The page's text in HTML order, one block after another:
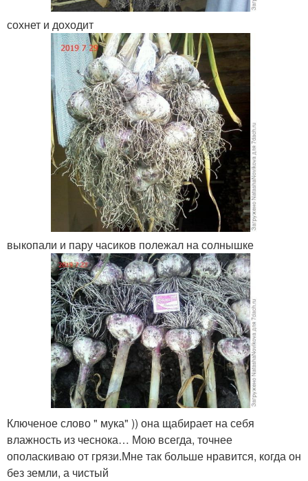
сохнет и доходит
выкопали и пару часиков полежал на солнышке
Ключеное слово " мука" )) она щабирает на себя
влажность из чеснока… Мою всегда, точнее
ополаскиваю от грязи.Мне так больше нравится, когда он
без земли, а чистый